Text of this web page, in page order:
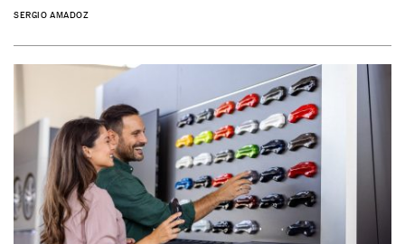
SERGIO AMADOZ